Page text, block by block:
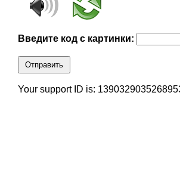
Введите код с картинки:
Отправить
Your support ID is: